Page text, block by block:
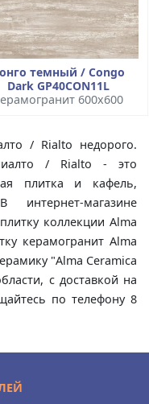
темный / Congo
Dark GP40CON11L
600x600
/ Rialto недорого.
/ Rialto - это
плитка и кафель,
магазине
коллекции Alma
керамогранит Alma
"Alma Ceramica
с доставкой на
по телефону 8